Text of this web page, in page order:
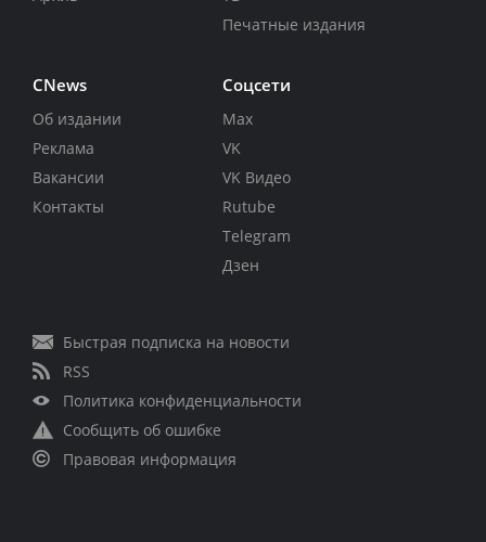
Печатные издания
CNews
Об издании
Реклама
Вакансии
Контакты
Соцсети
Max
VK
VK Видео
Rutube
Telegram
Дзен
Быстрая подписка на новости
RSS
Политика конфиденциальности
Сообщить об ошибке
Правовая информация